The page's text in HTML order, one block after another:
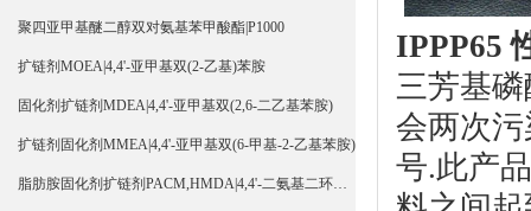
聚四亚甲基醚二醇双对氨基苯甲酸酯|P1000
扩链剂MOEA|4,4'-亚甲基双(2-乙基)苯胺
固化剂扩链剂MDEA|4,4'-亚甲基双(2,6-二乙基苯胺)
扩链剂固化剂MMEA|4,4'-亚甲基双(6-甲基-2-乙基苯胺)
脂肪胺固化剂扩链剂PACM,HMDA|4,4'-二氨基二环己基甲烷
IPPP65
三芳基
会两次
号.此产